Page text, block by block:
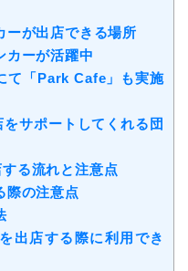
ーが出店できる場所
カーが活躍中
て「Park Cafe」も実施
サポートしてくれる団
る流れと注意点
際の注意点
出店する際に利用でき